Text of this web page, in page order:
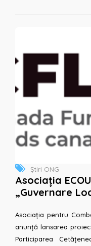
Știri ONG
Asociația
„Guvernare
sprijinul
Asociația pentru
anunță lansarea
Participarea